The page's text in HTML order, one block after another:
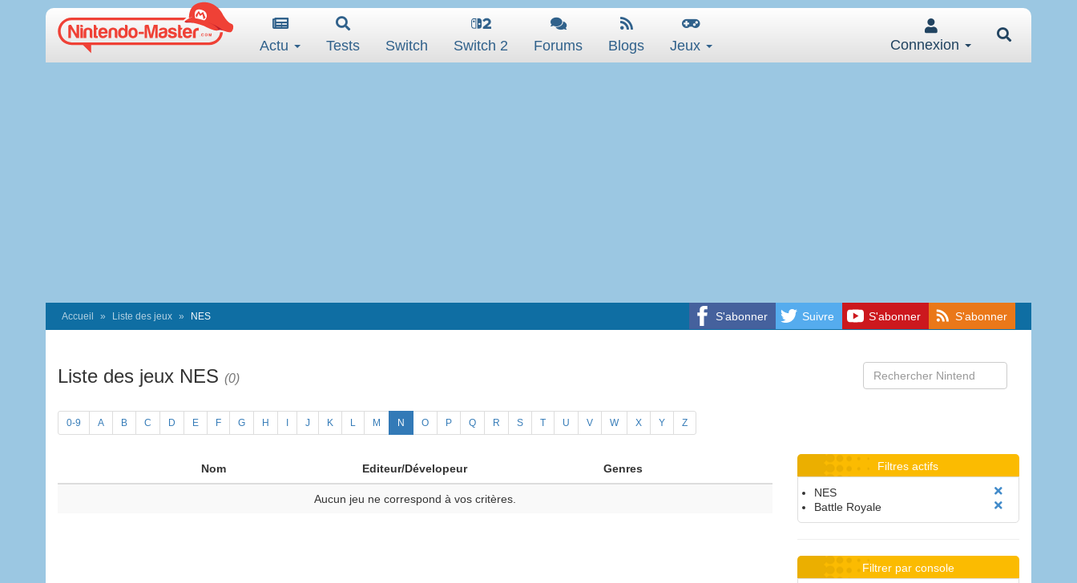
Actu Tests Switch Switch 2 Forums Blogs Jeux Connexion
S'abonner Suivre S'abonner S'abonner
Accueil Liste des jeux NES
Liste des jeux NES (0)
0-9 A B C D E F G H J K L M N O P Q R S T U V W X Y Z
Nom Editeur/Dévelopeur Genres
Aucun jeu ne correspond à vos critères.
Filtres actifs
NES
Battle Royale
Filtrer par console